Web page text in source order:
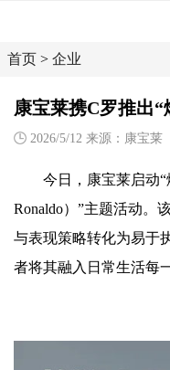
首页 > 企业
康宝莱携C罗推出
2026/5/12 来源：康宝莱
今日，康宝莱启动“
Ronaldo）”主题活动。
与表现策略转化为易于
者将其融入日常生活每